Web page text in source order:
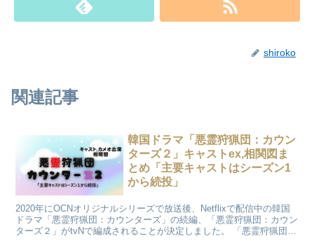
shiroko
関連記事
韓国ドラマ「悪霊狩猟団：カウン
ターズ２」キャストex,相関図ま
とめ「主要キャストはシーズン1
から続投」
2020年にOCNオリジナルシリーズで放送後、Netflixで配信中の韓国
ドラマ「悪霊狩猟団：カウンターズ」の続編、「悪霊狩猟団：カウン
ターズ２」がtvNで編成されることが決定しました。 「悪霊狩猟団：